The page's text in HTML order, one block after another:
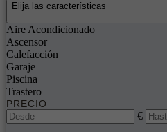
Elija las características
Aire Acondicionado
Ascensor
Calefacción
Garaje
Piscina
Trastero
PRECIO
€